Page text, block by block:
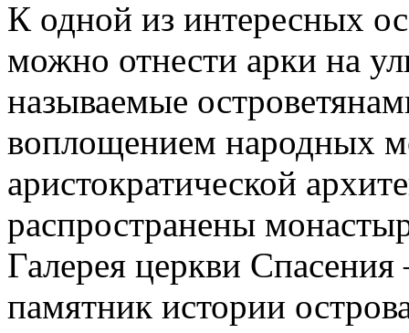
К одной из интересных
можно отнести арки на
называемые
воплощением народных
аристократической
распространены
Галерея церкви
памятник истории